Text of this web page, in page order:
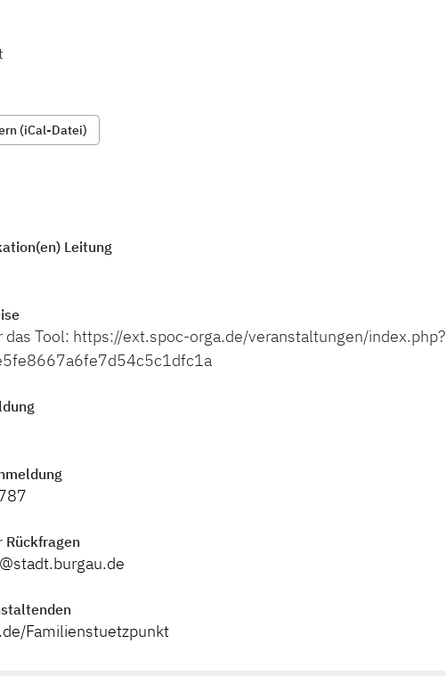
(iCal-Datei)
Leitung
das Tool: https://ext.spoc-orga.de/veranstaltungen/index.php?
Rückfragen
Familienstuetzpunkt